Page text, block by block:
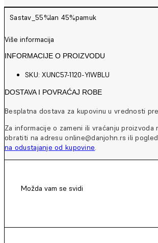
Sastav_55%lan 45%pamuk
Više informacija
INFORMACIJE O PROIZVODU
SKU: XUNC57-1120-YIWBLU
DOSTAVA I POVRAĆAJ ROBE
Besplatna dostava za kupovinu u vrednosti
Za informacije o zameni ili vraćanju proizvoda
obratiti na adresu online@danjohn.rs ili
na odustajanje od kupovine.
Možda vam se svidi